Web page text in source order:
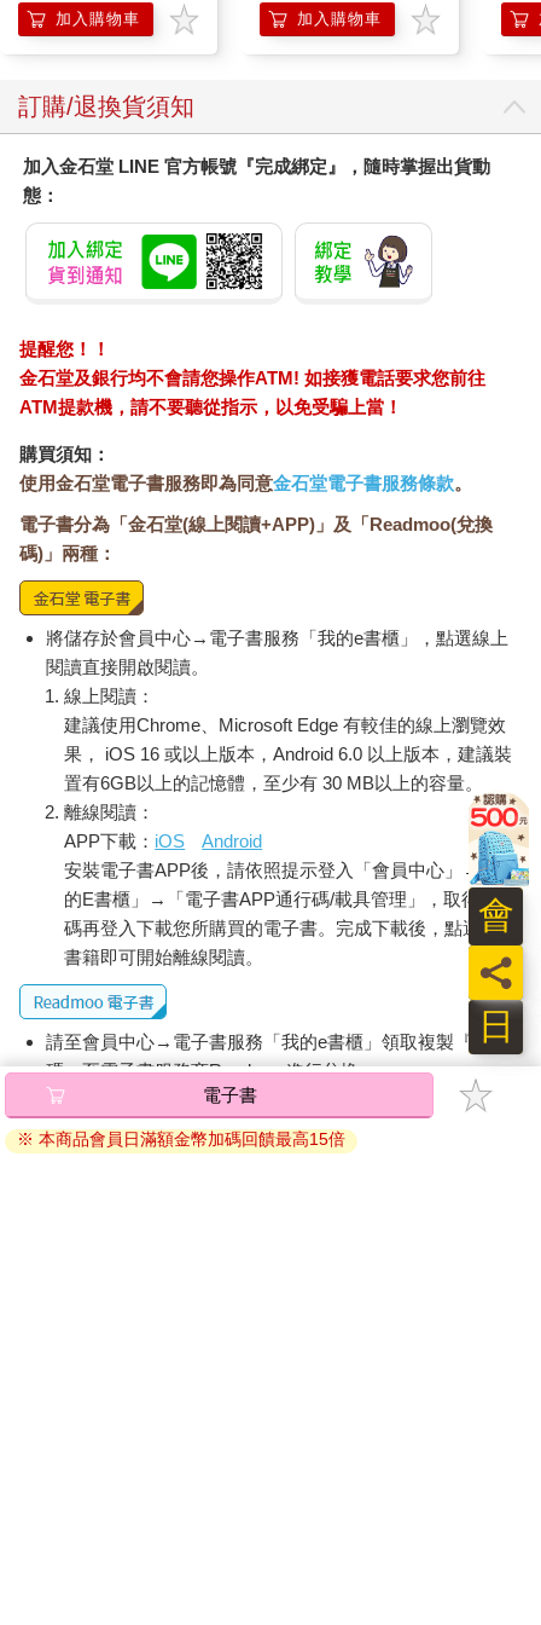
加入購物車
140ml/金瓶(Premium
臉部肌膚護理乳霜,素
加入購物車
訂購/退換貨須知
加入金石堂 LINE 官方帳號『完成綁定』，隨時掌握出貨動
態：
提醒您！！
金石堂及銀行均不會請您操作ATM! 如接獲電話要求您前往
ATM提款機，請不要聽從指示，以免受騙上當！
購買須知：
使用金石堂電子書服務即為同意金石堂電子書服務條款。
電子書分為「金石堂(線上閱讀+APP)」及「Readmoo(兌換
碼)」兩種：
將儲存於會員中心→電子書服務「我的e書櫃」，點選線上
閱讀直接開啟閱讀。
線上閱讀：
建議使用Chrome、Microsoft Edge 有較佳的線上瀏覽效
果， iOS 16 或以上版本，Android 6.0 以上版本，建議裝
置有6GB以上的記憶體，至少有 30 MB以上的容量。
離線閱讀：
APP下載： iOS
Android
安裝電子書APP後，請依照提示登入「會員中心」→「我
的E書櫃」→「電子書APP通行碼/載具管理」，取得通行
碼再登入下載您所購買的電子書。完成下載後，點選任一
書籍即可開始離線閱讀。
請至會員中心→電子書服務「我的e書櫃」領取複製『兌換
碼』至電子書服務商Readmoo進行兌換。
退換貨須知：
因版權保護，您在金石堂所購買的電子書僅能以金石堂專屬
電子書
※ 本商品會員日滿額金幣加碼回饋最高15倍
日
員
會